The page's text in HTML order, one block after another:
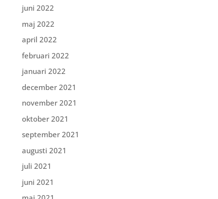
juni 2022
maj 2022
april 2022
februari 2022
januari 2022
december 2021
november 2021
oktober 2021
september 2021
augusti 2021
juli 2021
juni 2021